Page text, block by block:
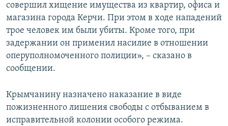
совершил хищение имущества из квартир, офиса и
магазина города Керчи. При этом в ходе нападений
трое человек им были убиты. Кроме того, при
задержании он применил насилие в отношении
оперуполномоченного полиции», – сказано в
сообщении.
Крымчанину назначено наказание в виде
пожизненного лишения свободы с отбыванием в
исправительной колонии особого режима.